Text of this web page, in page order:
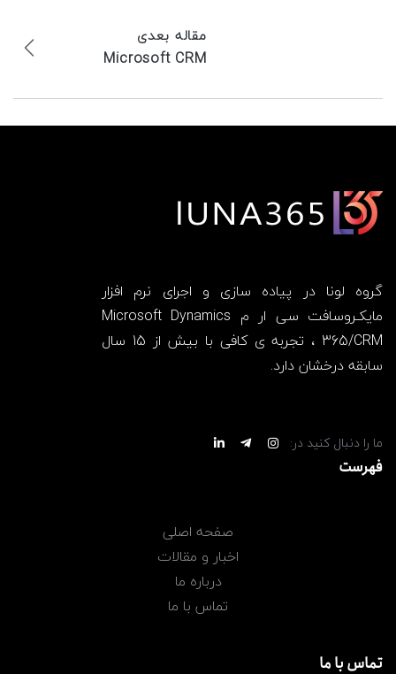
مقاله بعدی
Microsoft CRM
گروه لونا در پیاده سازی و اجرای نرم افزار
مایکـروسافت سی ار م Microsoft Dynamics
365/CRM ، تجربه ی کافی با بیش از 15 سال
سابقه درخشان دارد.
ما را دنبال کنید در:
فهرست
صفحه اصلی
اخبار و مقالات
درباره ما
تماس با ما
تماس با ما